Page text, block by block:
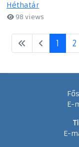
Héthatár
98 views
1 2
E-
E-